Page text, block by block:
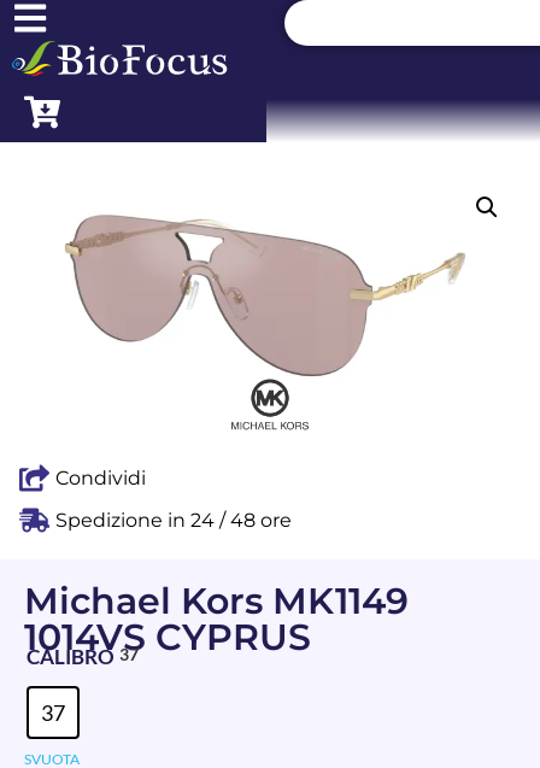
Condividi
Spedizione in 24 / 48 ore
Michael Kors MK1149
1014VS CYPRUS
CALIBRO 37
37
SVUOTA